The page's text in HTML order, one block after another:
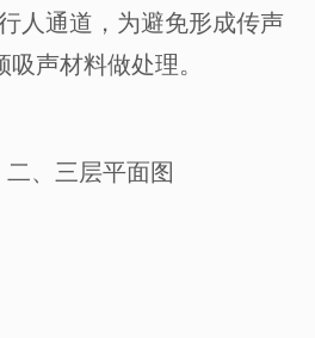
人通道，为避免形成传声
声材料做处理。
二、三层平面图